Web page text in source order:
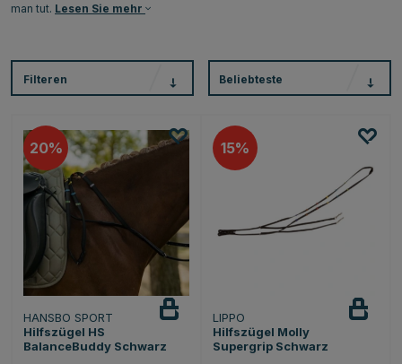
man tut. Lesen Sie mehr
Filteren Beliebteste
20
HANSBO SPORT
Hilfszügel HS
BalanceBuddy Schwarz
15
LIPPO
Hilfszügel Molly
Supergrip Schwarz